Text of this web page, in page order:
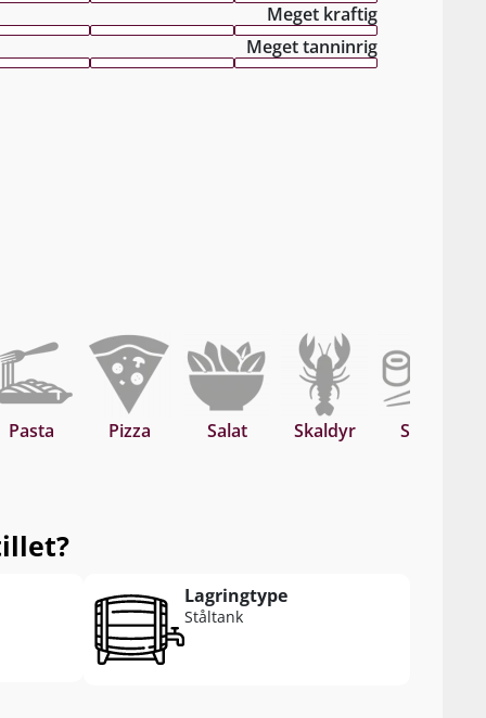
Meget kraftig
Meget tanninrig
Pasta Pizza Salat Skaldyr Sushi
Lagringtype
Ståltank